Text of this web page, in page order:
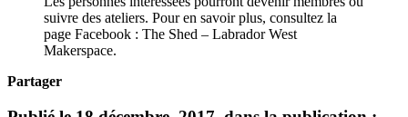
suivre des ateliers. Pour en savoir plus, consultez la
page Facebook : The Shed – Labrador West
Makerspace.
Partager